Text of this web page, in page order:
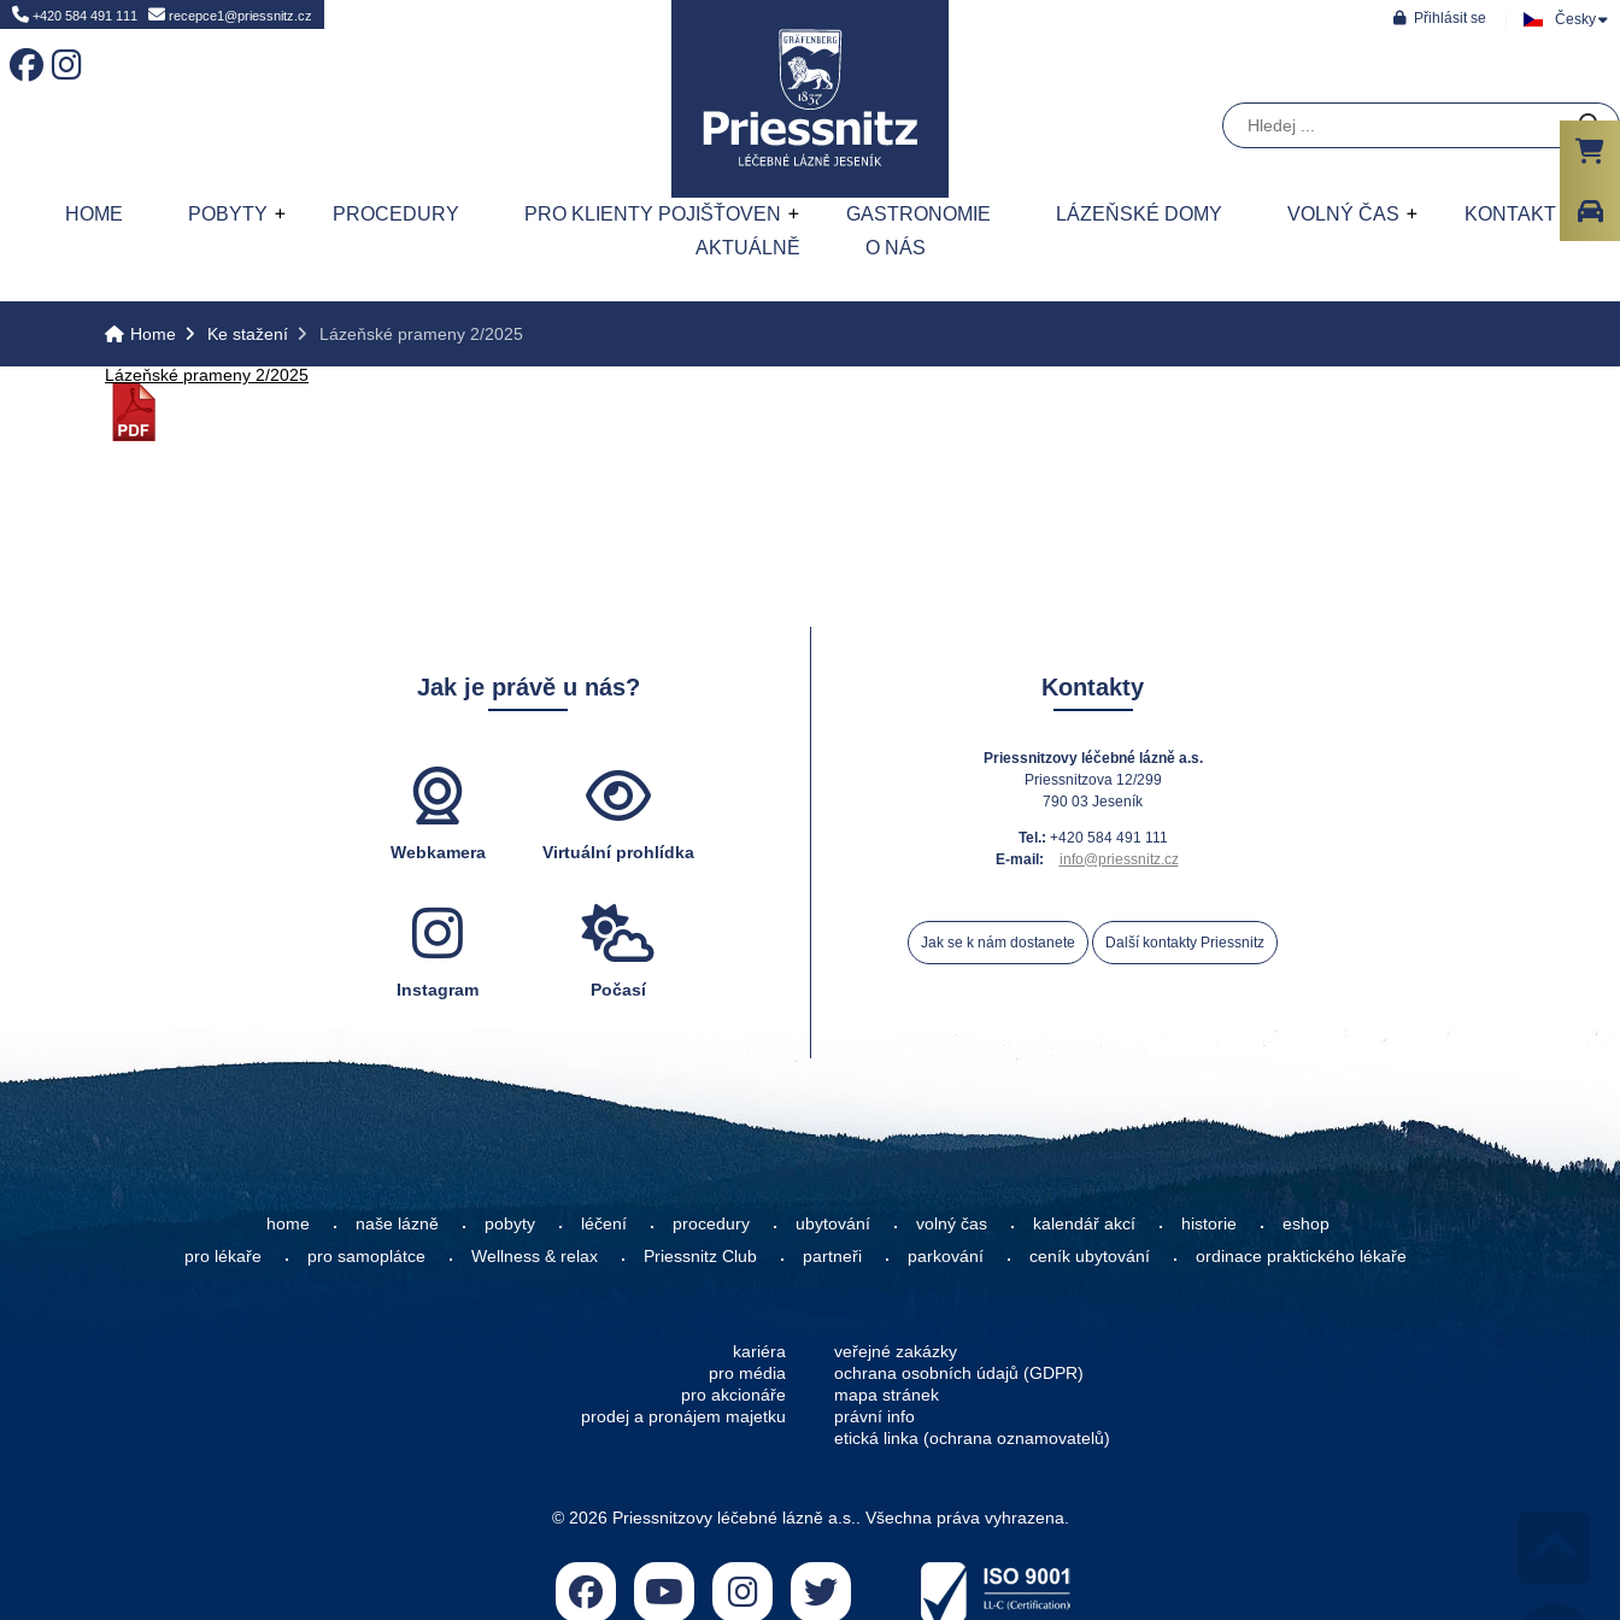
Home
Česky
Přihlásit se
+420 584 491 111 recepce1@priessnitz.cz
HOME POBYTY PROCEDURY PRO KLIENTY POJIŠŤOVEN GASTRONOMIE LÁZEŇSKÉ DOMY VOLNÝ ČAS
KONTAKT
AKTUÁLNĚ
O NÁS
Home Ke stažení Lázeňské prameny 2/2025
Lázeňské prameny 2/2025
Jak je právě u nás?
Webkamera Virtuální prohlídka
Instagram Počasí
Kontakty
Priessnitzovy léčebné lázně a.s.
Priessnitzova 12/299
790 03 Jeseník
Tel.: +420 584 491 111
E-mail:
info@priessnitz.cz
Jak se k nám dostanete Další kontakty Priessnitz
home naše lázně pobyty léčení procedury ubytování volný čas kalendář akcí historie
eshop
pro lékaře
pro samoplátce Wellness & relax Priessnitz Club partneři parkování ceník ubytování ordinace praktického lékaře
kariéra
pro média
pro akcionáře
prodej a pronájem majetku
veřejné zakázky
ochrana osobních údajů (GDPR)
mapa stránek
právní info
etická linka (ochrana oznamovatelů)
© 2026 Priessnitzovy léčebné lázně a.s.. Všechna práva vyhrazena.